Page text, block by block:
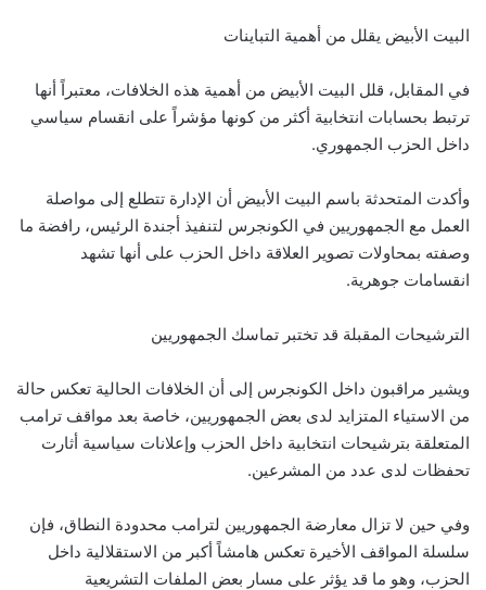
البيت الأبيض يقلل من أهمية التباينات
في المقابل، قلل البيت الأبيض من أهمية هذه الخلافات، معتبراً أنها
ترتبط بحسابات انتخابية أكثر من كونها مؤشراً على انقسام سياسي
داخل الحزب الجمهوري.
وأكدت المتحدثة باسم البيت الأبيض أن الإدارة تتطلع إلى مواصلة
العمل مع الجمهوريين في الكونجرس لتنفيذ أجندة الرئيس، رافضة ما
وصفته بمحاولات تصوير العلاقة داخل الحزب على أنها تشهد
انقسامات جوهرية.
الترشيحات المقبلة قد تختبر تماسك الجمهوريين
ويشير مراقبون داخل الكونجرس إلى أن الخلافات الحالية تعكس حالة
من الاستياء المتزايد لدى بعض الجمهوريين، خاصة بعد مواقف ترامب
المتعلقة بترشيحات انتخابية داخل الحزب وإعلانات سياسية أثارت
تحفظات لدى عدد من المشرعين.
وفي حين لا تزال معارضة الجمهوريين لترامب محدودة النطاق، فإن
سلسلة المواقف الأخيرة تعكس هامشاً أكبر من الاستقلالية داخل
الحزب، وهو ما قد يؤثر على مسار بعض الملفات التشريعية